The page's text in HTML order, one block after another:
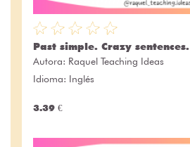
Past simple. Crazy sentences.
Autora: Raquel Teaching Ideas
Idioma: Inglés
3.39 €